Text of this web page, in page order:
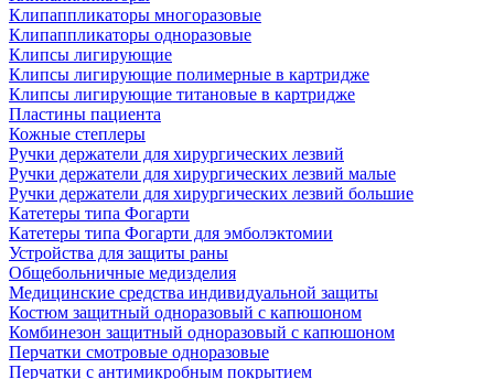
Клипаппликаторы многоразовые
Клипаппликаторы одноразовые
Клипсы лигирующие
Клипсы лигирующие полимерные в картридже
Клипсы лигирующие титановые в картридже
Пластины пациента
Кожные степлеры
Ручки держатели для хирургических лезвий
Ручки держатели для хирургических лезвий малые
Ручки держатели для хирургических лезвий большие
Катетеры типа Фогарти
Катетеры типа Фогарти для эмболэктомии
Устройства для защиты раны
Общебольничные медизделия
Медицинские средства индивидуальной защиты
Костюм защитный одноразовый с капюшоном
Комбинезон защитный одноразовый с капюшоном
Перчатки смотровые одноразовые
Перчатки с антимикробным покрытием